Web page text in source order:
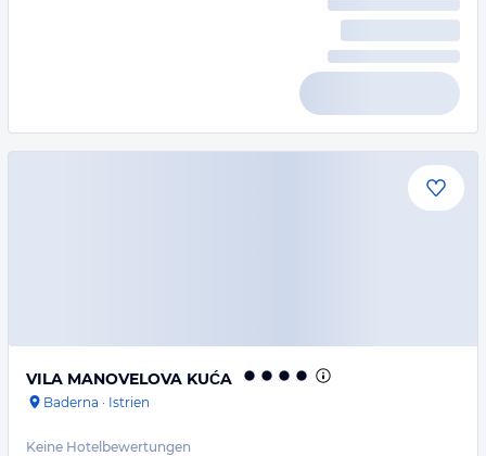
VILA MANOVELOVA KUĆA
Baderna · Istrien
Keine Hotelbewertungen